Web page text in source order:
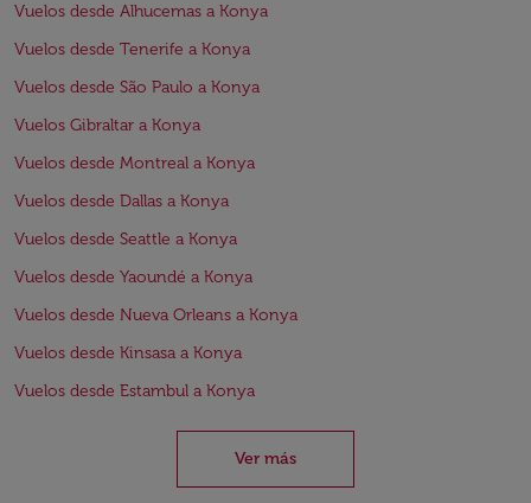
Vuelos desde Alhucemas a Konya
Vuelos desde Tenerife a Konya
Vuelos desde São Paulo a Konya
Vuelos Gibraltar a Konya
Vuelos desde Montreal a Konya
Vuelos desde Dallas a Konya
Vuelos desde Seattle a Konya
Vuelos desde Yaoundé a Konya
Vuelos desde Nueva Orleans a Konya
Vuelos desde Kinsasa a Konya
Vuelos desde Estambul a Konya
Ver más